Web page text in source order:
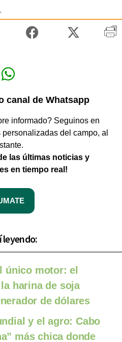
canal de Whatsapp
informado? Seguinos en
del campo, al
las últimas noticias y
en tiempo real!
leyendo:
único motor: el
harina de soja
de dólares
y el agro: Cabo
más chica donde